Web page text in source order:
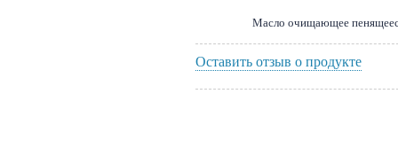
Масло очищающее
Оставить отзыв о продукте